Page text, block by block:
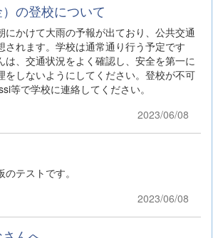
の登校について
にかけて大雨の予報が出ており、公共交通
されます。学校は通常通り行う予定です
は、交通状況をよく確認し、安全を第一に
をしないようにしてください。登校が不可
等で学校に連絡してください。
2023/06/08
テストです。
2023/06/08